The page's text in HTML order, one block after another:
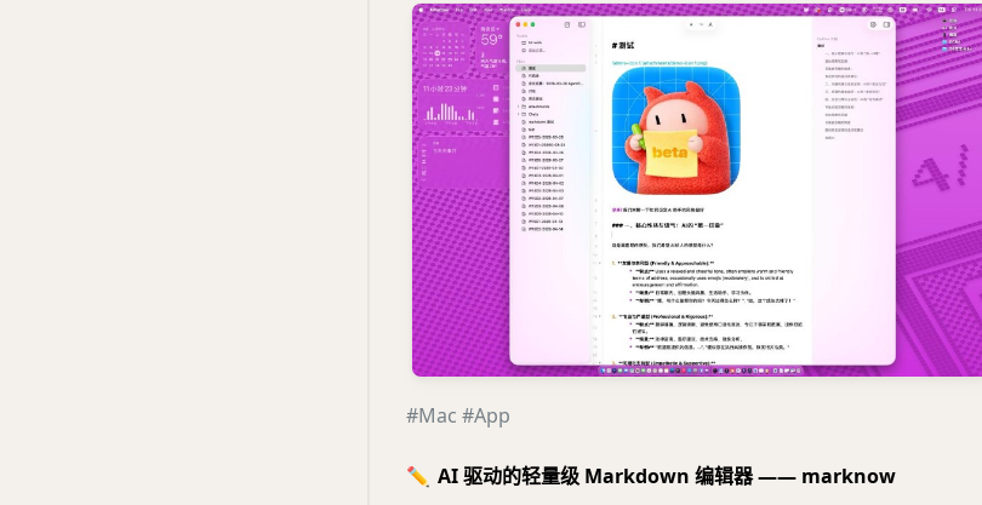
#Mac #App
✏️ AI 驱动的轻量级 Markdown 编辑器 —— marknow